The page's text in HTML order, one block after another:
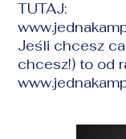
TUTAJ:
Jeśli chcesz
chcesz!) to od